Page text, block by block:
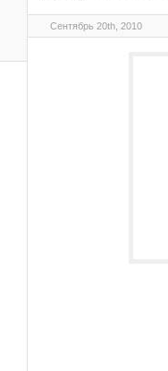
Сентябрь 20th, 2010